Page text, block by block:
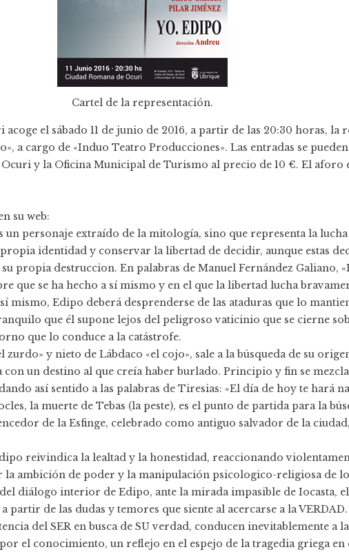
Cartel de la representación.
el sábado 11 de junio de 2016, a partir de las 20:30 horas, la
a cargo de «Induo Teatro Producciones». Las entradas se
y la Oficina Municipal de Turismo al precio de 10 €. El aforo
su web:
un personaje extraído de la mitología, sino que representa la
identidad y conservar la libertad de decidir, aunque estas
propia destruccion. En palabras de Manuel Fernández Galiano,
que se ha hecho a sí mismo y en el que la libertad lucha
mismo, Edipo deberá desprenderse de las ataduras que lo
que él supone lejos del peligroso vaticinio que se cierne
que lo conduce a la catástrofe.
zurdo» y nieto de Lábdaco «el cojo», sale a la búsqueda de su
con un destino al que creía haber burlado. Principio y fin se
así sentido a las palabras de Tiresias: «El día de hoy te hará
la muerte de Tebas (la peste), es el punto de partida para la
de la Esfinge, celebrado como antiguo salvador de la
reivindica la lealtad y la honestidad, reaccionando
la ambición de poder y la manipulación psicologico-religiosa de
diálogo interior de Edipo, ante la mirada impasible de Iocasta,
partir de las dudas y temores que siente al acercarse a la VERDAD.
del SER en busca de SU verdad, conducen inevitablemente a
el conocimiento, un reflejo en el espejo de la tragedia griega en